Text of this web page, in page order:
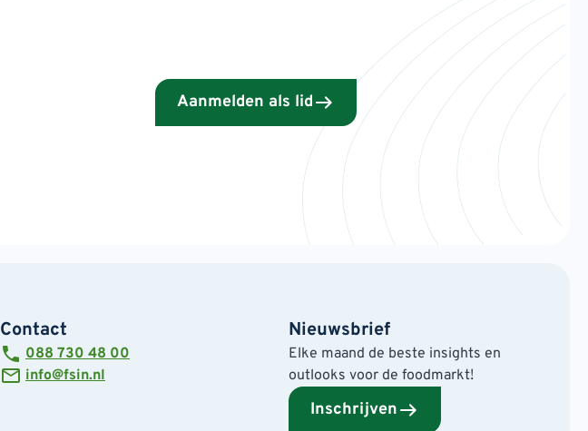
Aanmelden als lid
Contact
088 730 48 00
info@fsin.nl
Nieuwsbrief
Elke maand de beste insights en
outlooks voor de foodmarkt!
Inschrijven